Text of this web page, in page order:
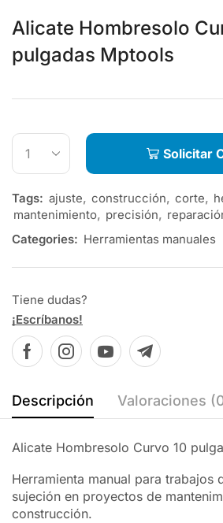
Alicate Hombresolo
pulgadas Mptools
Solicitar
Tags: ajuste, construcción, corte,
mantenimiento, precisión,
Categories: Herramientas manuales
Tiene dudas?
¡Escríbanos!
Descripción Valoraciones
Alicate Hombresolo Curvo 10
Herramienta manual para trabajos
sujeción en proyectos de
construcción.